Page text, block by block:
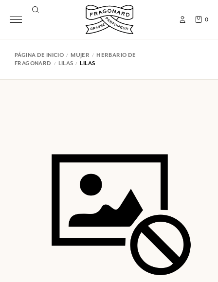
0
PÁGINA DE INICIO MUJER
HERBARIO DE
FRAGONARD
LILAS LILAS